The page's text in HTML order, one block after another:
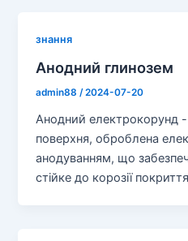
знання
Анодний глинозем
admin88/2024-07-20
Анодний електрокорунд -
поверхня, оброблена
анодуванням, що
стійке до корозії